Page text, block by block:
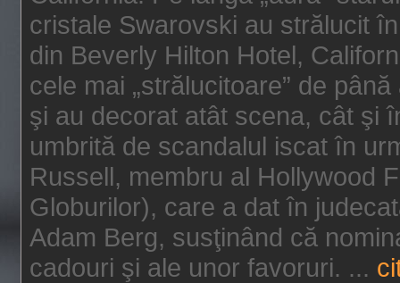
cristale Swarovski au strălucit
din Beverly Hilton Hotel,
cele mai „strălucitoare” de
şi au decorat atât scena, cât şi
umbrită de scandalul iscat în
Russell, membru al Hollywood
Globurilor), care a dat în
Adam Berg, susţinând că
cadouri şi ale unor favoruri. ...